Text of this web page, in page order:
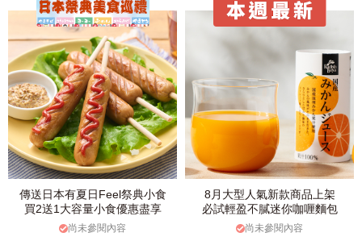
傳送日本有夏日Feel祭典小食
買2送1大容量小食優惠盡享
尚未參閱內容
8月大型人氣新款商品上架
必試輕盈不膩迷你咖喱麵包
尚未參閱內容